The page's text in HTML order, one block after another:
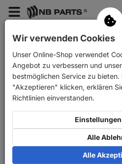
Menü
PKW
Zurück PKW Ersatzteile
Wir verwenden Cookies
Unser Online-Shop verwendet
Angebot zu verbessern und
bestmöglichen Service zu bieten.
"Akzeptieren" klicken, erklären
Richtlinien einverstanden.
Alle
Alle